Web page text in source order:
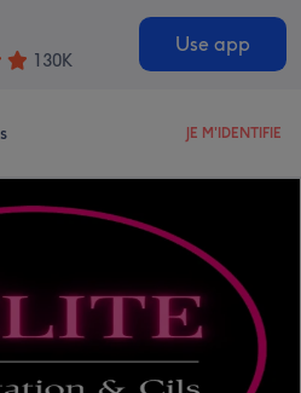
130K
Use app
JE M'IDENTIFIE